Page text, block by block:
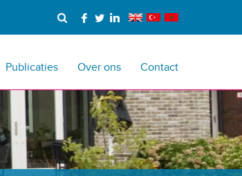
Publicaties Over ons Contact